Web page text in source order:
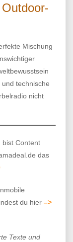
Mischung
technische
nicht
bist Content
das
du hier –>
Texte und